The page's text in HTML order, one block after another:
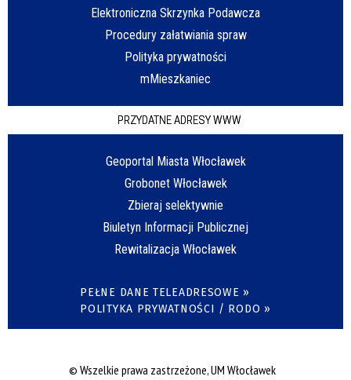
Elektroniczna Skrzynka Podawcza
Procedury załatwiania spraw
Polityka prywatności
mMieszkaniec
PRZYDATNE ADRESY WWW
Geoportal Miasta Włocławek
Grobonet Włocławek
Zbieraj selektywnie
Biuletyn Informacji Publicznej
Rewitalizacja Włocławek
PEŁNE DANE TELEADRESOWE »
POLITYKA PRYWATNOŚCI / RODO »
© Wszelkie prawa zastrzeżone, UM Włocławek